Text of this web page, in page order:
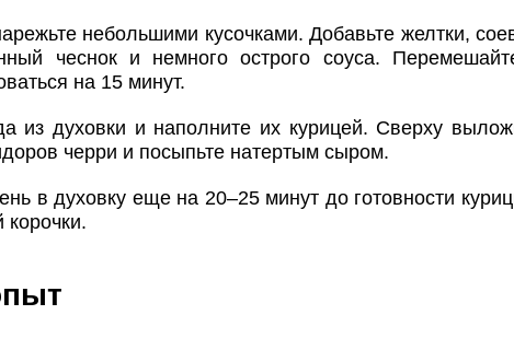
небольшими кусочками. Добавьте желтки,
чеснок и немного острого соуса.
на 15 минут.
из духовки и наполните их курицей. Сверху
черри и посыпьте натертым сыром.
в духовку еще на 20–25 минут до готовности